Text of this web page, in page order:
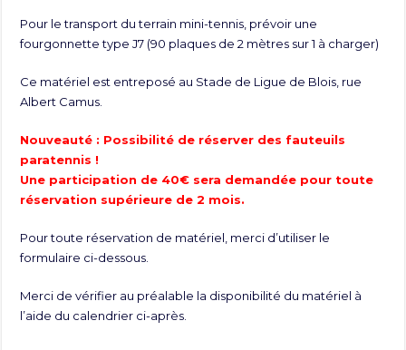
Pour le transport du terrain mini-tennis, prévoir une
fourgonnette type J7 (90 plaques de 2 mètres sur 1 à charger)
Ce matériel est entreposé au Stade de Ligue de Blois, rue
Albert Camus.
Nouveauté : Possibilité de réserver des fauteuils
paratennis !
Une participation de 40€ sera demandée pour toute
réservation supérieure de 2 mois.
Pour toute réservation de matériel, merci d’utiliser le
formulaire ci-dessous.
Merci de vérifier au préalable la disponibilité du matériel à
l’aide du calendrier ci-après.